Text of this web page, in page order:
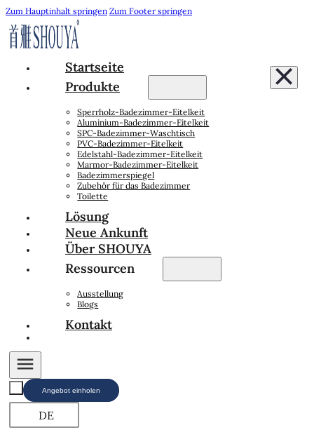
Zum Hauptinhalt springen Zum Footer springen
Startseite
Produkte
Sperrholz-Badezimmer-Eitelkeit
Aluminium-Badezimmer-Eitelkeit
SPC-Badezimmer-Waschtisch
PVC-Badezimmer-Eitelkeit
Edelstahl-Badezimmer-Eitelkeit
Marmor-Badezimmer-Eitelkeit
Badezimmerspiegel
Zubehör für das Badezimmer
Toilette
Lösung
Neue Ankunft
Über SHOUYA
Ressourcen
Ausstellung
Blogs
Kontakt
Angebot einholen
DE